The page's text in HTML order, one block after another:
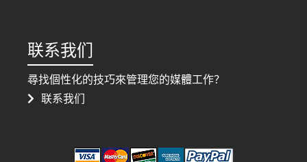
联系我们
尋找個性化的技巧來管理您的媒體工作？
联系我们